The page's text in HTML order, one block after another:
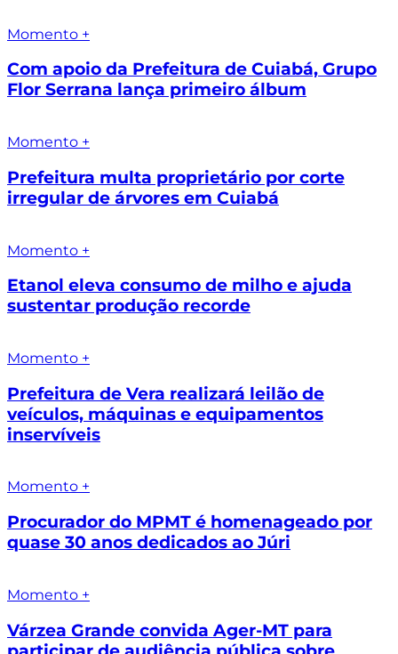
Momento +
Com apoio da Prefeitura de Cuiabá, Grupo
Flor Serrana lança primeiro álbum
Momento +
Prefeitura multa proprietário por corte
irregular de árvores em Cuiabá
Momento +
Etanol eleva consumo de milho e ajuda
sustentar produção recorde
Momento +
Prefeitura de Vera realizará leilão de
veículos, máquinas e equipamentos
inservíveis
Momento +
Procurador do MPMT é homenageado por
quase 30 anos dedicados ao Júri
Momento +
Várzea Grande convida Ager-MT para